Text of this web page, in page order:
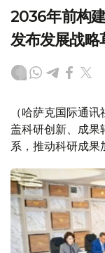
2036年前构
发布发展战略
（哈萨克国际通
盖科研创新、成果
系，推动科研成果